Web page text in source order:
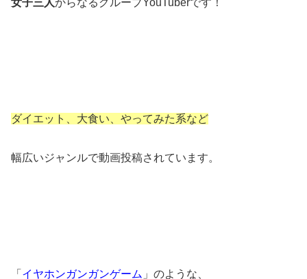
ダイエット、大食い、やってみた系など
幅広いジャンルで動画投稿されています。
「 イヤホンガンガンゲーム 」のような、